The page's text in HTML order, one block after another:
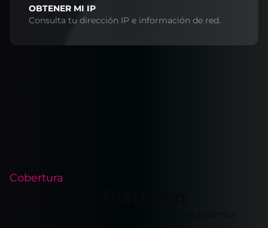
OBTENER MI IP
Consulta tu dirección IP e información de red.
Cobertura